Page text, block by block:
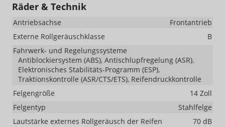
Räder & Technik
Antriebsachse
Frontantrieb
Externe Rollgeräuschklasse
B
Fahrwerk- und Regelungssysteme
Antiblockiersystem (ABS), Antischlupfregelung (ASR),
Elektronisches Stabilitäts-Programm (ESP),
Traktionskontrolle (ASR/CTS/ETS), Reifendruckkontrolle
Felgengröße
14 Zoll
Felgentyp
Stahlfelge
Lautstärke externes Rollgeräusch der Reifen
70 dB